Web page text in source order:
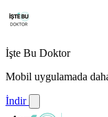
İşte Bu Doktor
Mobil uygulamada
İndir